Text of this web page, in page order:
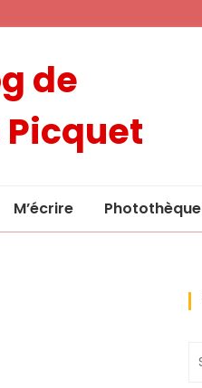
de
M’écrire Photothèque